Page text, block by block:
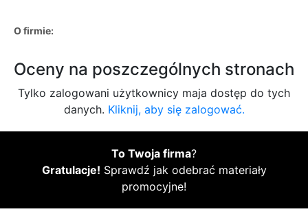
O firmie:
Oceny na poszczególnych stronach
Tylko zalogowani użytkownicy maja dostęp do tych
danych. Kliknij, aby się zalogować.
To Twoja firma?
Gratulacje! Sprawdź jak odebrać materiały
promocyjne!